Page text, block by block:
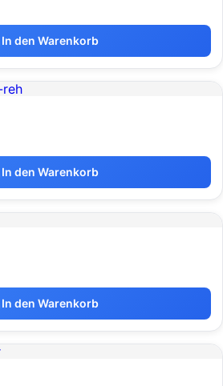
In den Warenkorb
In den Warenkorb
In den Warenkorb